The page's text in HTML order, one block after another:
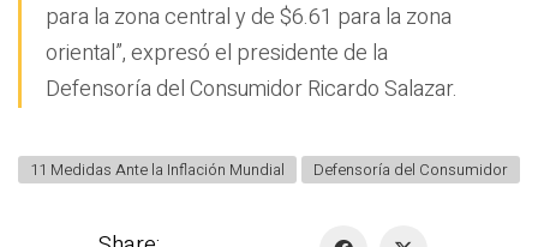
para la zona central y de $6.61 para la zona
oriental”, expresó el presidente de la
Defensoría del Consumidor Ricardo Salazar.
11 Medidas Ante la Inflación Mundial Defensoría del Consumidor